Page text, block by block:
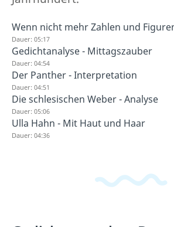
Wenn nicht mehr Zahlen und
Dauer: 05:17
Gedichtanalyse - Mittagszauber
Dauer: 04:54
Der Panther - Interpretation
Dauer: 04:51
Die schlesischen Weber - Analyse
Dauer: 05:06
Ulla Hahn - Mit Haut und Haar
Dauer: 04:36